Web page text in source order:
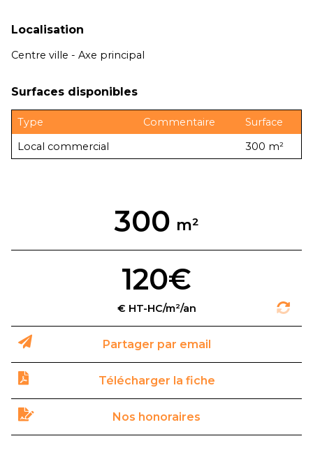
300
120€
Partager par email
Télécharger la fiche
Nos honoraires
Localisation
Centre ville - Axe principal
Surfaces disponibles
Type Commentaire
Surface
Local commercial
300 m²